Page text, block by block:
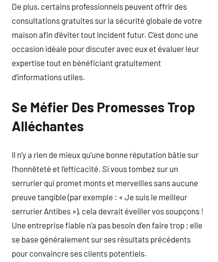
De plus, certains professionnels peuvent offrir des
consultations gratuites sur la sécurité globale de votre
maison afin d’éviter tout incident futur. C’est donc une
occasion idéale pour discuter avec eux et évaluer leur
expertise tout en bénéficiant gratuitement
d’informations utiles.
Se Méfier Des Promesses Trop
Alléchantes
Il n’y a rien de mieux qu’une bonne réputation bâtie sur
l’honnêteté et l’efficacité. Si vous tombez sur un
serrurier qui promet monts et merveilles sans aucune
preuve tangible (par exemple : « Je suis le meilleur
serrurier Antibes »), cela devrait éveiller vos soupçons !
Une entreprise fiable n’a pas besoin d’en faire trop ; elle
se base généralement sur ses résultats précédents
pour convaincre ses clients potentiels.